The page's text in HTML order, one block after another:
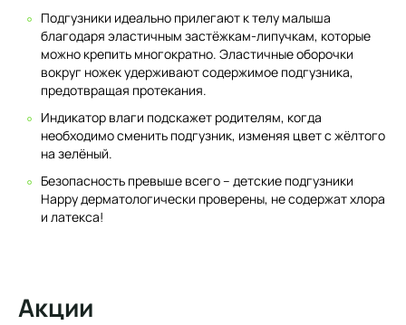
Подгузники идеально прилегают к телу малыша
благодаря эластичным застёжкам-липучкам, которые
можно крепить многократно. Эластичные оборочки
вокруг ножек удерживают содержимое подгузника,
предотвращая протекания.
Индикатор влаги подскажет родителям, когда
необходимо сменить подгузник, изменяя цвет с жёлтого
на зелёный.
Безопасность превыше всего – детские подгузники
Happy дерматологически проверены, не содержат хлора
и латекса!
Акции